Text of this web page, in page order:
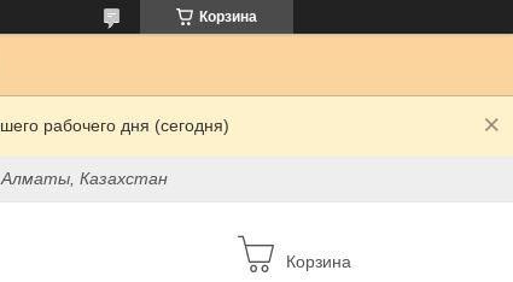
Корзина
рабочего дня (сегодня)
Казахстан
Корзина